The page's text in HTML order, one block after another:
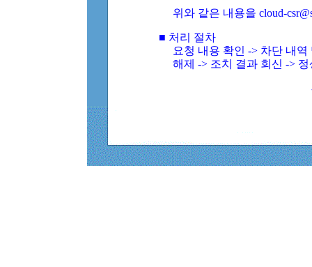
위와 같은 내용을 cloud-
■ 처리 절차
요청 내용 확인 -> 차단 내
해제 -> 조치 결과 회신 ->